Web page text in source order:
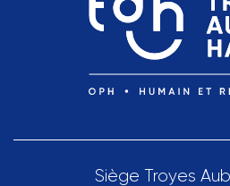
Siège Troyes